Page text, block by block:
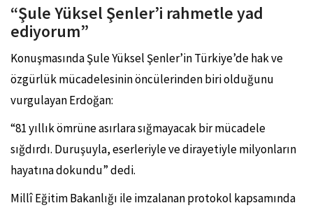
e
Ş
n
e
,
u
m
e
K
r
“Şule Yüksel Şenler’i rahmetle yad
ediyorum”
Konuşmasında Şule Yüksel Şenler’in Türkiye’de hak ve
özgürlük mücadelesinin öncülerinden biri olduğunu
vurgulayan Erdoğan:
“81 yıllık ömrüne asırlara sığmayacak bir mücadele
sığdırdı. Duruşuyla, eserleriyle ve dirayetiyle milyonların
hayatına dokundu” dedi.
Millî Eğitim Bakanlığı ile imzalanan protokol kapsamında